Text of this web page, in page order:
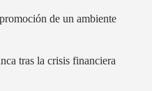
de un ambiente
tras la crisis financiera